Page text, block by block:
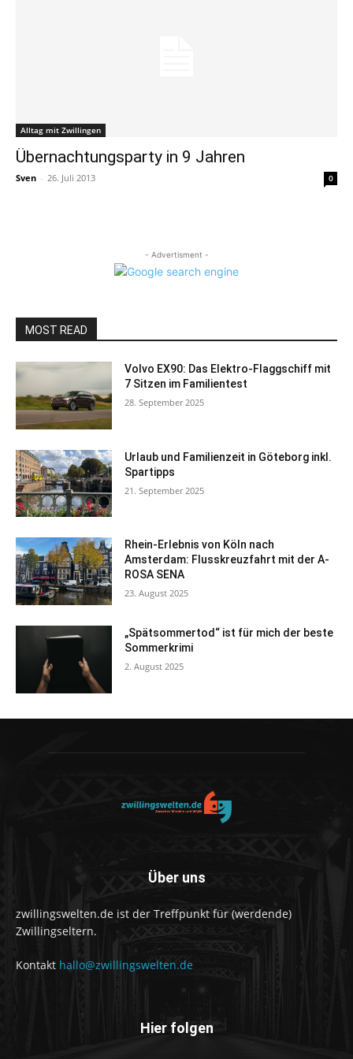
Alltag mit Zwillingen
Übernachtungsparty in 9 Jahren
Sven - 26. Juli 2013 0
- Advertisment -
MOST READ
Volvo EX90: Das Elektro-Flaggschiff mit
7 Sitzen im Familientest
28. September 2025
Urlaub und Familienzeit in Göteborg inkl.
Spartipps
21. September 2025
Rhein-Erlebnis von Köln nach
Amsterdam: Flusskreuzfahrt mit der A-
ROSA SENA
23. August 2025
„Spätsommertod“ ist für mich der beste
Sommerkrimi
2. August 2025
Über uns
zwillingswelten.de ist der Treffpunkt für (werdende)
Zwillingseltern.
Kontakt hallo@zwillingswelten.de
Hier folgen